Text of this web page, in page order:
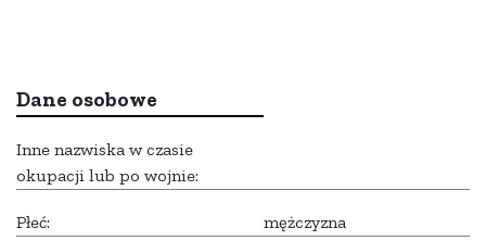
Dane osobowe
Inne nazwiska w czasie
okupacji lub po wojnie:
Płeć: mężczyzna